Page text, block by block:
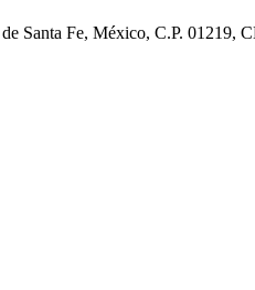
Santa Fe, México, C.P. 01219,